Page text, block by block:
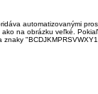
automatizovanými
na obrázku veľké.